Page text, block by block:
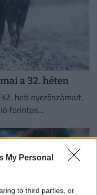
My Personal
to third parties, or
a 32. héten
heti nyerőszámait.
forintos